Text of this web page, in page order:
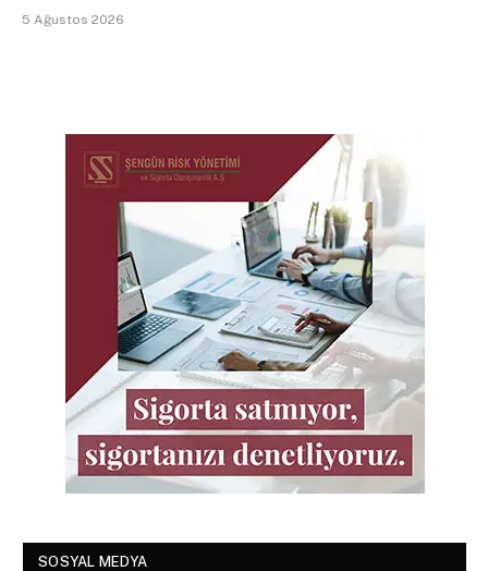
5 Ağustos 2026
SOSYAL MEDYA